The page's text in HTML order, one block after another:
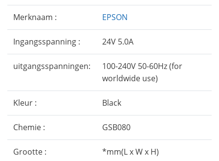
Merknaam : EPSON
Ingangsspanning : 24V 5.0A
uitgangsspanningen:
100-240V 50-60Hz (for
worldwide use)
Kleur : Black
Chemie : GSB080
Grootte : *mm(L x W x H)